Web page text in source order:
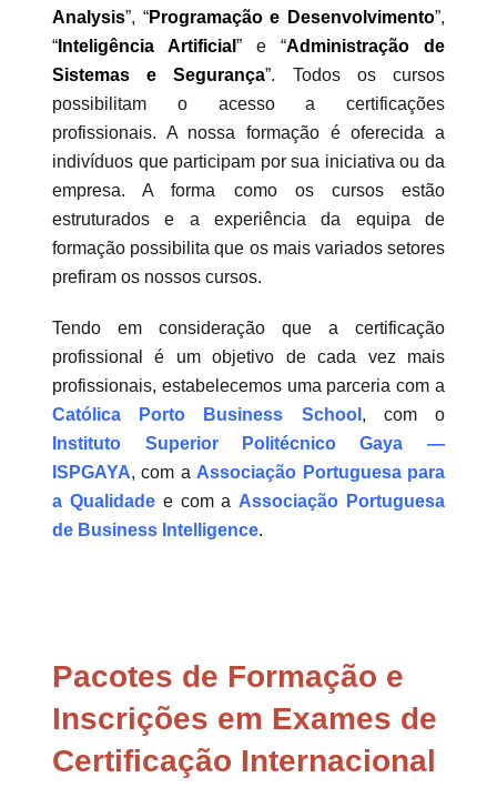
Analysis”, “Programação e Desenvolvimento”,
“ Inteligência Artificial” e “Administração de
Sistemas e Segurança”. Todos os cursos
possibilitam o acesso a certificações
profissionais. A nossa formação é oferecida a
indivíduos que participam por sua iniciativa ou da
empresa. A forma como os cursos estão
estruturados e a experiência da equipa de
formação possibilita que os mais variados setores
prefiram os nossos cursos.
Tendo em consideração que a certificação
profissional é um objetivo de cada vez mais
profissionais, estabelecemos uma parceria com a
Católica Porto Business School , com o
Instituto Superior Politécnico Gaya —
ISPGAYA, com aAssociação Portuguesa para
a Qualidadee com aAssociação Portuguesa
de Business Intelligence.
Pacotes de Formação e
Inscrições em Exames de
Certificação Internacional